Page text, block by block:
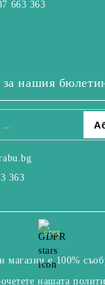
663 363
нашия
363
GDPR
магазин е 100%
нашата